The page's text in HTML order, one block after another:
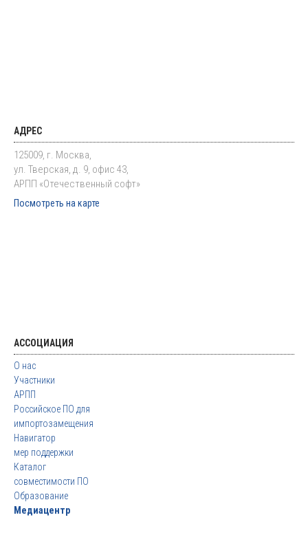
АДРЕС
125009, г. Москва,
ул. Тверская, д. 9, офис 43,
АРПП «Отечественный софт»
Посмотреть на карте
АССОЦИАЦИЯ
О нас
Участники
АРПП
Российское ПО для
импортозамещения
Навигатор
мер поддержки
Каталог
совместимости ПО
Образование
Медиацентр